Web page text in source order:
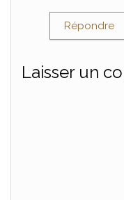
Répondre
Laisser un